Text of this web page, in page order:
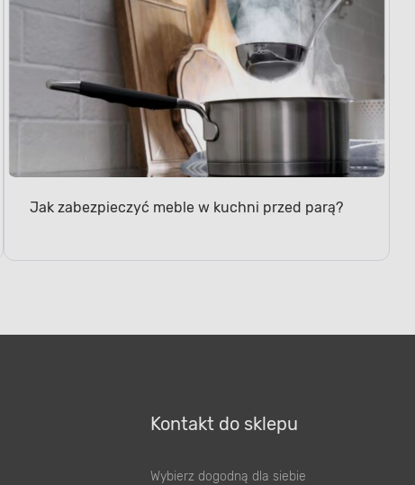
Jak zabezpieczyć meble w kuchni przed parą?
Kontakt do sklepu
Wybierz dogodną dla siebie